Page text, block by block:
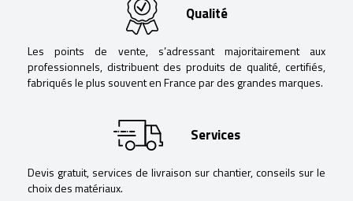
Qualité
Les points de vente, s’adressant majoritairement aux
professionnels, distribuent des produits de qualité, certifiés,
fabriqués le plus souvent en France par des grandes marques.
Services
Devis gratuit, services de livraison sur chantier, conseils sur le
choix des matériaux.